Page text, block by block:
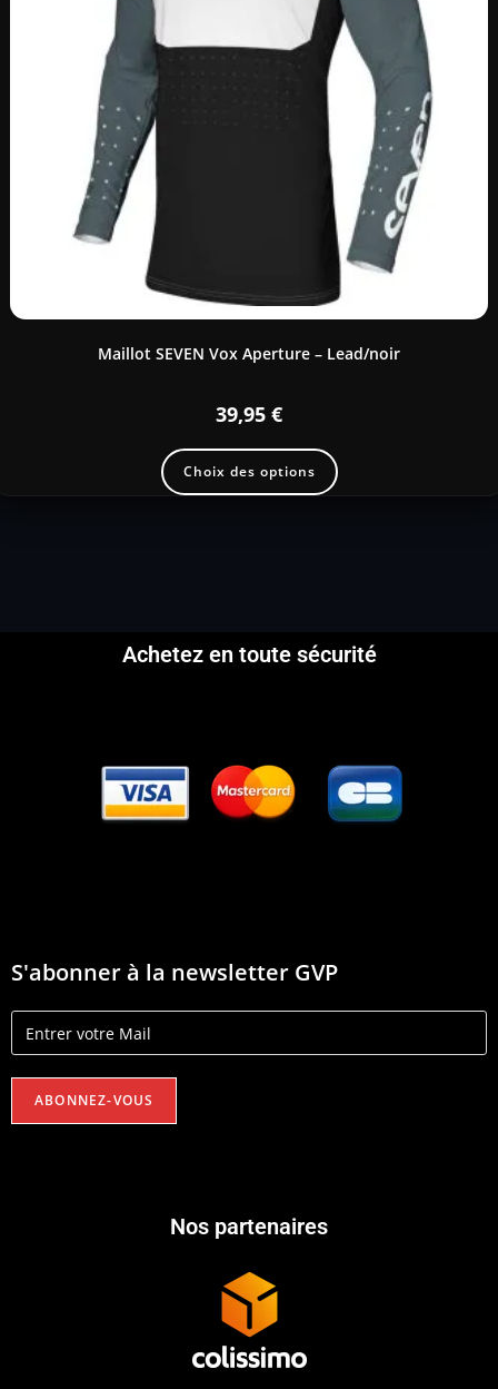
Maillot SEVEN Vox Aperture – Lead/noir
39,95 €
Choix des options
Achetez en toute sécurité
S'abonner à la newsletter GVP
Nos partenaires